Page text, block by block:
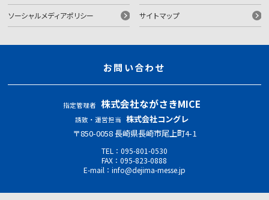
ソーシャルメディアポリシー サイトマップ
お問い合わせ
指定管理者 株式会社ながさきMICE
誘致・運営担当
株式会社コングレ
〒850-0058 ⻑崎県⻑崎市尾上町4-1
TEL： 095-801-0530
FAX：095-823-0888
E-mail： info@dejima-messe.jp